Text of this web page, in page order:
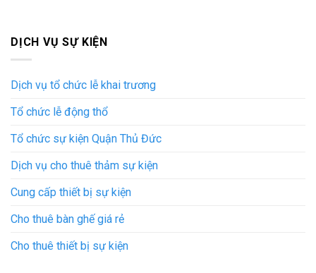
DỊCH VỤ SỰ KIỆN
Dịch vụ tổ chức lễ khai trương
Tổ chức lễ động thổ
Tổ chức sự kiện Quận Thủ Đức
Dịch vụ cho thuê thảm sự kiện
Cung cấp thiết bị sự kiện
Cho thuê bàn ghế giá rẻ
Cho thuê thiết bị sự kiện